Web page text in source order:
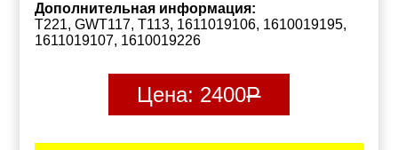
Дополнительная информация:
T221, GWT117, T113, 1611019106, 1610019195,
1611019107, 1610019226
Цена: 2400Р